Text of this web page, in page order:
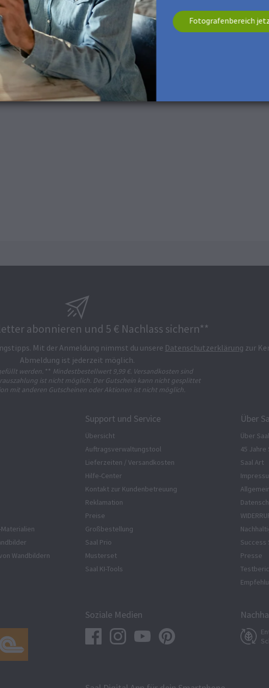
Rahmen oder in die dafür vorgesehenen Ösen hängen.
Fotografenbereich
abonnieren und 5 € Nachlass sichern**
Mit der Anmeldung nimmst du unsere Datenschutzerklärung zur
Abmeldung ist jederzeit möglich.
werden. ** Mindestbestellwert 9,99 €. Versandkosten sind
ist nicht möglich. Der Gutschein kann nicht gesplittet
mit anderen Gutscheinen oder Aktionen ist nicht möglich.
Wandbildern
Support und Service
Übersicht
Auftragsverwaltungstool
Lieferzeiten / Versandkosten
Hilfe-Center
Kontakt zur Kundenbetreuung
Reklamation
Preise
Großbestellung
Saal Prio
Musterset
Saal KI-Tools
Über
Über
45 Jahre
Saal Art
Success
Presse
Soziale Medien